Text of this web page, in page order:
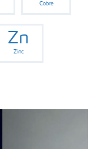
Cobre
Zn
Zinc